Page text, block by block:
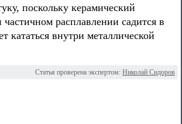
поскольку керамический
расплавлении садится в
кататься внутри металлической
Статья проверена экспертом: Николай Сидоров